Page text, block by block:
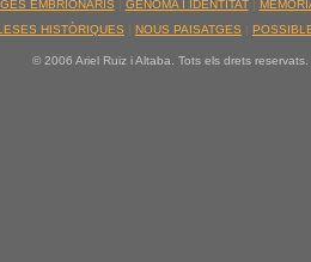
EMBRIONARIS | GENOMA I IDENTITAT|
HISTÒRIQUES | NOUS PAISATGES |
© 2006 Ariel Ruiz i Altaba. Tots els drets reservats.